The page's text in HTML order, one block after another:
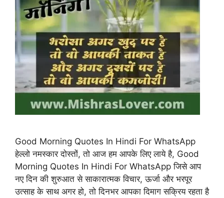
Good Morning Quotes In Hindi For WhatsApp
हेल्लो नमस्कार दोस्तों, तो आज हम आपके लिए लाये है, Good
Morning Quotes In Hindi For WhatsApp जिसे आप
नए दिन की शुरुआत से साकारात्मक विचार, ऊर्जा और भरपूर
उत्साह के साथ अगर हो, तो दिनभर आपका दिमाग सक्रिय रहता है